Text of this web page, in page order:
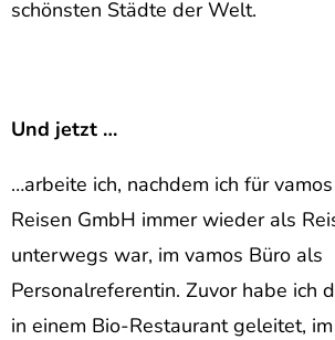
schönsten Städte der Welt.
Und jetzt …
…arbeite ich, nachdem ich für
Reisen GmbH immer wieder als
unterwegs war, im vamos Büro als
Personalreferentin. Zuvor habe ich
in einem Bio-Restaurant geleitet,